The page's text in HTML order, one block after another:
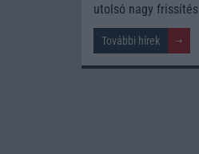
utolsó nagy frissítés
További hírek